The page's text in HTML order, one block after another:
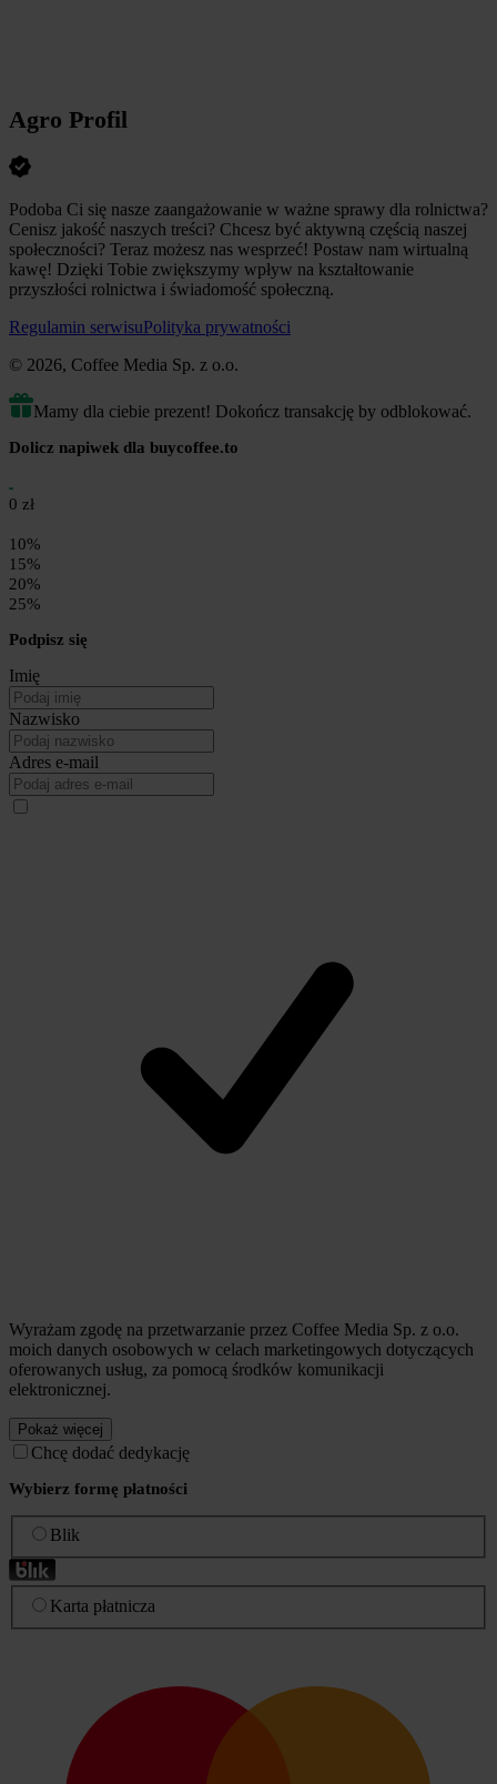
Agro Profil
Podoba Ci się nasze zaangażowanie w ważne sprawy dla rolnictwa?
Cenisz jakość naszych treści? Chcesz być aktywną częścią naszej
społeczności? Teraz możesz nas wesprzeć! Postaw nam wirtualną
kawę! Dzięki Tobie zwiększymy wpływ na kształtowanie
przyszłości rolnictwa i świadomość społeczną.
Regulamin serwisuPolityka prywatności
© 2026, Coffee Media Sp. z o.o.
Mamy dla ciebie prezent! Dokończ transakcję by odblokować.
Dolicz napiwek dla buycoffee.to
0 zł
10%
15%
20%
25%
Podpisz się
Imię
Nazwisko
Adres e-mail
Wyrażam zgodę na przetwarzanie przez Coffee Media Sp. z o.o.
moich danych osobowych w celach marketingowych dotyczących
oferowanych usług, za pomocą środków komunikacji
elektronicznej.
Pokaż więcej
Chcę dodać dedykację
Wybierz formę płatności
Blik
Karta płatnicza